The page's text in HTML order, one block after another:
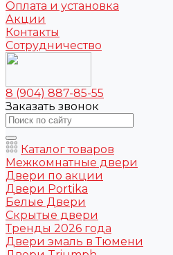
Оплата и установка
Акции
Контакты
Сотрудничество
8 (904) 887-85-55
Заказать звонок
Каталог товаров
Межкомнатные двери
Двери по акции
Двери Portika
Белые Двери
Скрытые двери
Тренды 2026 года
Двери эмаль в Тюмени